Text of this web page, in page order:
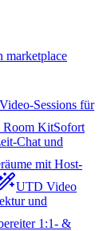
marketplace
Sessions für
KitSofort
Chat und
mit Host-
UTD Video
und
1:1- &